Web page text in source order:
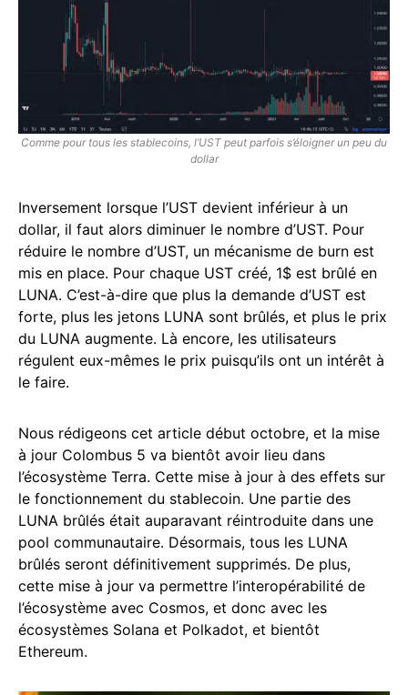
Comme pour tous les stablecoins, l’UST peut parfois s’éloigner un peu du
dollar
Inversement lorsque l’UST devient inférieur à un
dollar, il faut alors diminuer le nombre d’UST. Pour
réduire le nombre d’UST, un mécanisme de burn est
mis en place. Pour chaque UST créé, 1$ est brûlé en
LUNA. C’est-à-dire que plus la demande d’UST est
forte, plus les jetons LUNA sont brûlés, et plus le prix
du LUNA augmente. Là encore, les utilisateurs
régulent eux-mêmes le prix puisqu’ils ont un intérêt à
le faire.
Nous rédigeons cet article début octobre, et la mise
à jour Colombus 5 va bientôt avoir lieu dans
l’écosystème Terra. Cette mise à jour à des effets sur
le fonctionnement du stablecoin. Une partie des
LUNA brûlés était auparavant réintroduite dans une
pool communautaire. Désormais, tous les LUNA
brûlés seront définitivement supprimés. De plus,
cette mise à jour va permettre l’interopérabilité de
l’écosystème avec Cosmos, et donc avec les
écosystèmes Solana et Polkadot, et bientôt
Ethereum.